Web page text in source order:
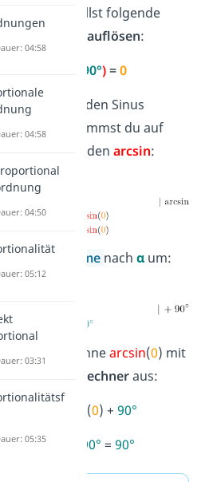
an. Du sollst folgende
nach x auflösen:
α – 90°)=0
Schritt 1:
Um den Sinus
aufzulösen, nimmst du auf
beiden Seiten denarcsin:
Schritt 2: Forme nachα um:
: Rechnearcsin(0) mit
Taschenrechneraus:
(0) + 90°
α= 90° =90°
04:58
04:58
04:50
05:12
03:31
05:35